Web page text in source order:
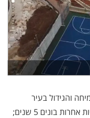
והגידול בעיר
ומסיימים בימים אלו בנייה בהיקף שברשויות אחרות בונים 5 שנים;